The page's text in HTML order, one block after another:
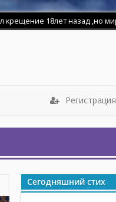
Регистрация
Сегодняшний стих